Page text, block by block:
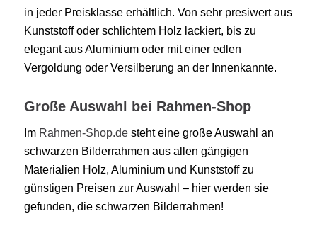
in jeder Preisklasse erhältlich. Von sehr presiwert aus
Kunststoff oder schlichtem Holz lackiert, bis zu
elegant aus Aluminium oder mit einer edlen
Vergoldung oder Versilberung an der Innenkannte.
Große Auswahl bei Rahmen-Shop
Im Rahmen-Shop.desteht eine große Auswahl an
schwarzen Bilderrahmen aus allen gängigen
Materialien Holz, Aluminium und Kunststoff zu
günstigen Preisen zur Auswahl – hier werden sie
gefunden, die schwarzen Bilderrahmen!